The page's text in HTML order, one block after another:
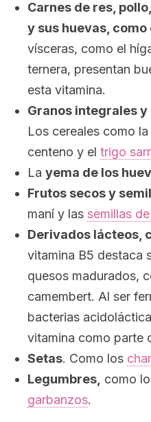
Carnes de res,
y sus huevas,
vísceras, como el
ternera, presentan
esta vitamina.
Granos integrales
Los cereales como
centeno y el trigo
La yema de los
Frutos secos y
maní y las semillas
Derivados lácteos,
vitamina B5 destaca
quesos madurados,
camembert. Al ser
bacterias
vitamina como parte
Setas. Como los
Legumbres, como
garbanzos.